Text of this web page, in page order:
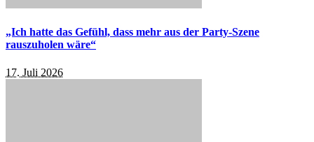
„Ich hatte das Gefühl, dass mehr aus der Party-Szene
rauszuholen wäre“
17. Juli 2026